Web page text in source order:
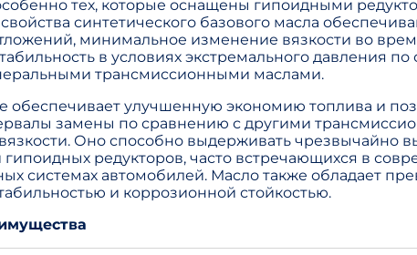
тех, которые оснащены гипоидными
синтетического базового масла
минимальное изменение вязкости во
в условиях экстремального давления
трансмиссионными маслами.
обеспечивает улучшенную экономию топлива и
замены по сравнению с другими
Оно способно выдерживать чрезвычайно
редукторов, часто встречающихся в
системах автомобилей. Масло также обладает
и коррозионной стойкостью.